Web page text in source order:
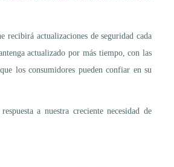
recibirá actualizaciones de seguridad cada
actualizado por más tiempo, con las
los consumidores pueden confiar en su
a nuestra creciente necesidad de